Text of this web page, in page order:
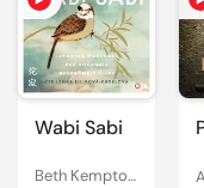
Wabi Sabi
Beth Kemptonová